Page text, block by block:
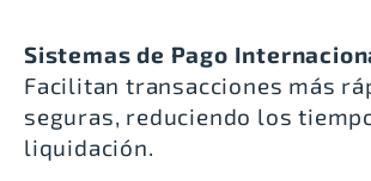
Sistemas de Pago
Facilitan transacciones más
seguras, reduciendo los
liquidación.